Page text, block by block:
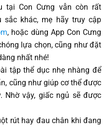
tại Con Cưng vẫn còn rất
sắc khác, mẹ hãy truy cập
, hoặc dùng App Con Cưng
lựa chọn, cũng như đặt
nhất nhé!
tập thể dục nhẹ nhàng để
cũng như giúp cơ thể được
Nhờ vậy, giấc ngủ sẽ được
rút hay đau chân khi đang